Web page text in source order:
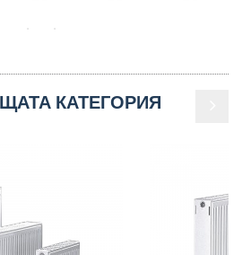
КАТЕГОРИЯ